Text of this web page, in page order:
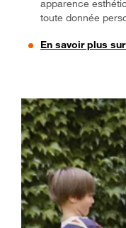
apparence
toute donnée
En savoir plus